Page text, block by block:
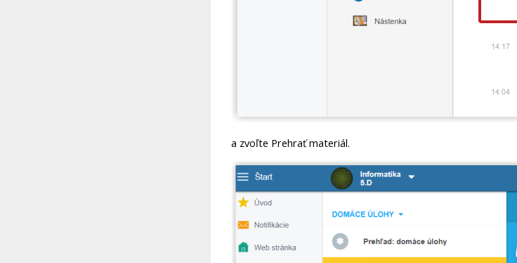
a zvoľte Prehrať materiál.